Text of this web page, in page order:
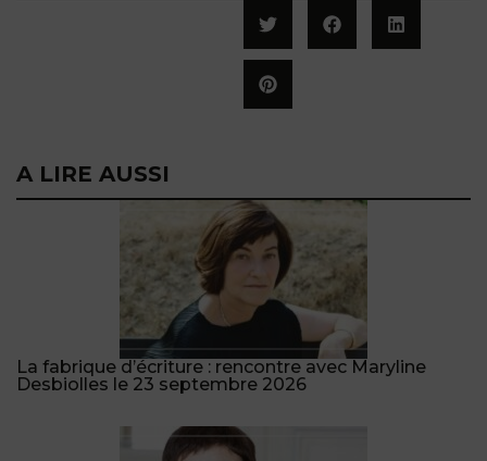
A LIRE AUSSI
La fabrique d’écriture : rencontre avec Maryline
Desbiolles le 23 septembre 2026